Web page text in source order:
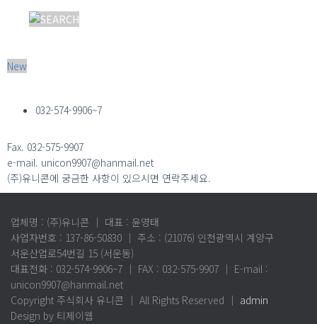
New
032-574-9906~7
Fax. 032-575-9907
e-mail. unicon9907@hanmail.net
(주)유니콘에 궁금한 사항이 있으시면 연락주세요.
업체명 : (주)유니콘 ｜ 대표 : 윤영태
사업자번호 : 137-86-50830 ｜ 주소 : (21076) 인천광역시 계양구
서운산업로54번길 15 (서운동)
대표전화 : 032-574-9906~7 ｜ FAX : 032-575-9907 ｜ E-mail :
unicon9907@hanmail.net
Copyright 주식회사 유니콘 ｜ All Rights Reserved ｜ admin
Design by 티제이웹